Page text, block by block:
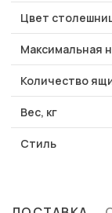
Цвет
Максимальная
Количество
Вес, кг
Стиль